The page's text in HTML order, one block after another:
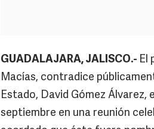
GUADALAJARA, JALISCO.- El
Macías, contradice
Estado, David Gómez Álvarez,
septiembre en una reunión